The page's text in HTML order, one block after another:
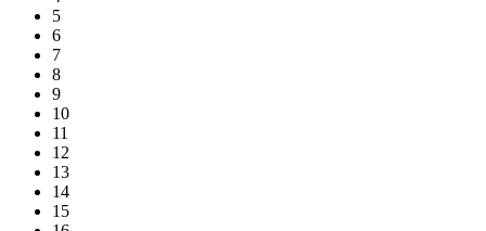
5
6
7
8
9
10
11
12
13
14
15